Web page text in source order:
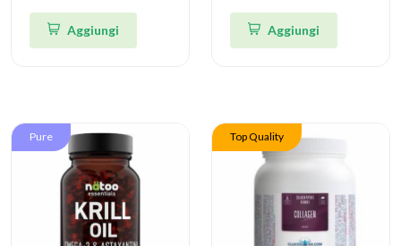
Aggiungi Aggiungi
Pure Top Quality